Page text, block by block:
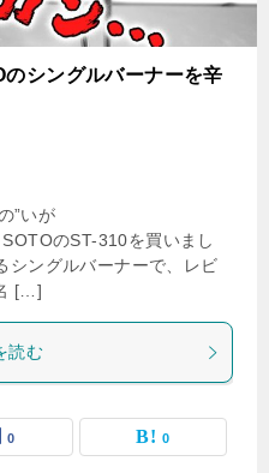
シングルバーナーを辛
”いが
のST-310を買いまし
シングルバーナーで、レビ
[…]
読む
0 0